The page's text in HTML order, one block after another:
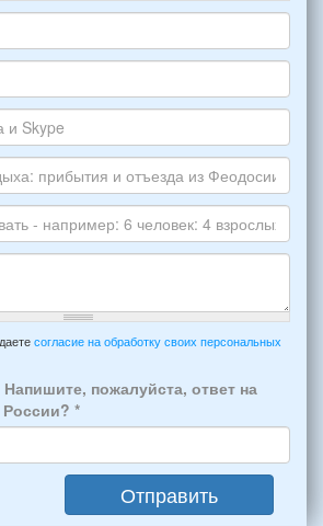
согласие на обработку своих персональных
пожалуйста, ответ на
*
Отправить